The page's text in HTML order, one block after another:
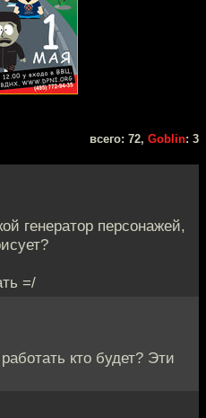
всего: 72, Goblin: 3
генератор персонажей,
=/
кто будет? Эти